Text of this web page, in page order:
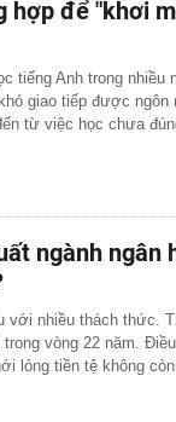
hợp để "khơi
tiếng Anh trong nhiều
giao tiếp được ngôn
từ việc học chưa
ngành ngân
với nhiều thách thức.
vòng 22 năm.
lỏng tiền tệ không